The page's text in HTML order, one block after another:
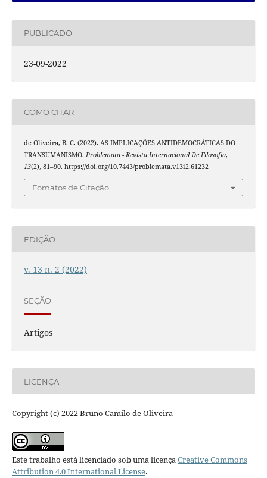
PUBLICADO
23-09-2022
COMO CITAR
de Oliveira, B. C. (2022). AS IMPLICAÇÕES ANTIDEMOCRÁTICAS DO
TRANSUMANISMO. Problemata - Revista Internacional De Filosofia,
13(2), 81–90. https://doi.org/10.7443/problemata.v13i2.61232
Fomatos de Citação
EDIÇÃO
v. 13 n. 2 (2022)
SEÇÃO
Artigos
LICENÇA
Copyright (c) 2022 Bruno Camilo de Oliveira
Este trabalho está licenciado sob uma licençaCreative Commons
Attribution 4.0 International License.